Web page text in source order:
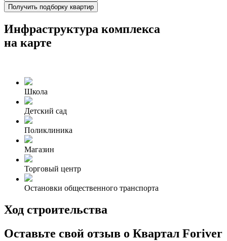
Получить подборку квартир
Инфраструктура комплекса
на карте
Школа
Детский сад
Поликлиника
Магазин
Торговый центр
Остановки общественного транспорта
Ход строительства
Оставьте свой отзыв о Квартал Foriver